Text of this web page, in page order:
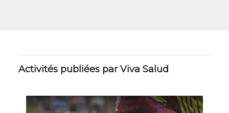
Activités publiées par Viva Salud